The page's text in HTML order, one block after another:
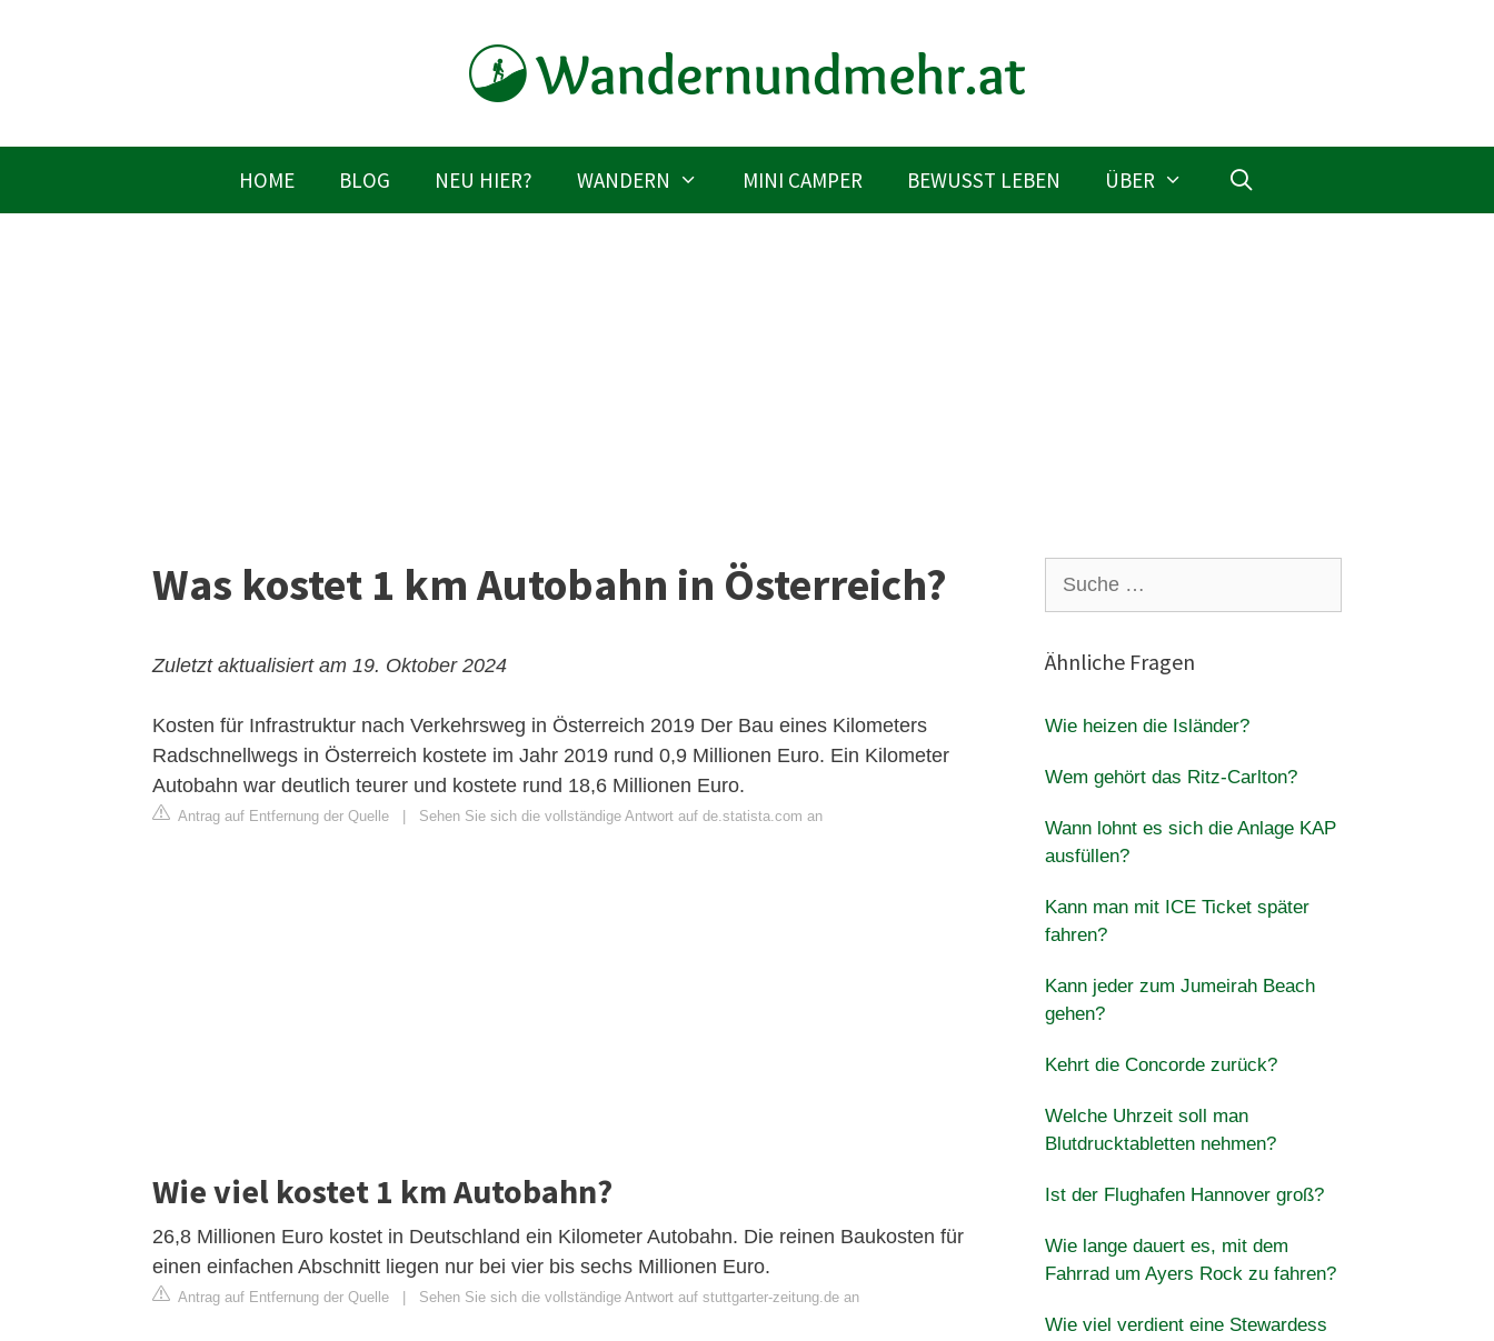
HOME BLOG NEU HIER? WANDERN MINI CAMPER BEWUSST LEBEN ÜBER
Was kostet 1 km Autobahn in Österreich?
Zuletzt aktualisiert am 19. Oktober 2024
Kosten für Infrastruktur nach Verkehrsweg in Österreich 2019 Der Bau eines Kilometers
Radschnellwegs in Österreich kostete im Jahr 2019 rund 0,9 Millionen Euro. Ein Kilometer
Autobahn war deutlich teurer und kostete rund 18,6 Millionen Euro.
Antrag auf Entfernung der Quelle Sehen Sie sich die vollständige Antwort auf de.statista.com an
Wie viel kostet 1 km Autobahn?
26,8 Millionen Euro kostet in Deutschland ein Kilometer Autobahn. Die reinen Baukosten für
einen einfachen Abschnitt liegen nur bei vier bis sechs Millionen Euro.
Antrag auf Entfernung der Quelle Sehen Sie sich die vollständige Antwort auf stuttgarter-zeitung.de an
nach:
Ähnliche Fragen
Wie heizen die Isländer?
Wem gehört das Ritz-Carlton?
Wann lohnt es sich die Anlage KAP
ausfüllen?
Kann man mit ICE Ticket später
fahren?
Kann jeder zum Jumeirah Beach
gehen?
Kehrt die Concorde zurück?
Welche Uhrzeit soll man
Blutdrucktabletten nehmen?
Ist der Flughafen Hannover groß?
Wie lange dauert es, mit dem
Fahrrad um Ayers Rock zu fahren?
Wie viel verdient eine Stewardess